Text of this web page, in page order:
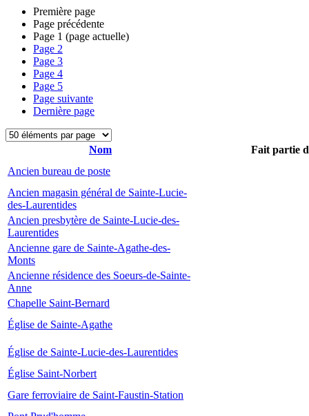
Première page
Page précédente
Page 1 (page actuelle)
Page 2
Page 3
Page 4
Page 5
Page suivante
Dernière page
Nom
Fait partie
Ancien bureau de poste
Ancien magasin général de Sainte-Lucie-
des-Laurentides
Ancien presbytère de Sainte-Lucie-des-
Laurentides
Ancienne gare de Sainte-Agathe-des-
Monts
Ancienne résidence des Soeurs-de-Sainte-
Anne
Chapelle Saint-Bernard
Église de Sainte-Agathe
Église de Sainte-Lucie-des-Laurentides
Église Saint-Norbert
Gare ferroviaire de Saint-Faustin-Station